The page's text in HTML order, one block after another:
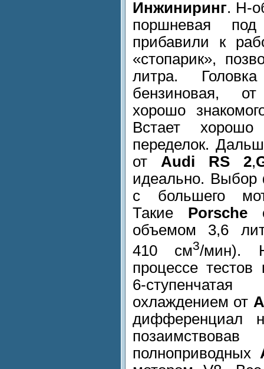
Инжиниринг. Н-
поршневая
прибавили к
«стопарик»,
литра.
бензиновая,
хорошо
Встает
переделок.
от Audi RS 2,
идеально. Выбор
с большего
Такие Porsche
объемом 3,6
410 см3/мин).
процессе
6-
охлаждением от
дифференциал
полноприводных